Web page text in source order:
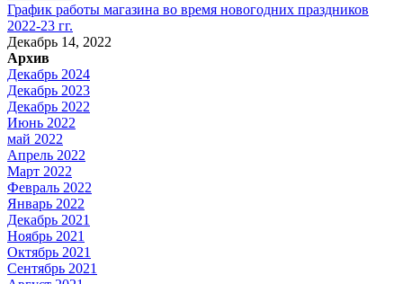
График работы магазина во время новогодних праздников
2022-23 гг.
Декабрь 14, 2022
Архив
Декабрь 2024
Декабрь 2023
Декабрь 2022
Июнь 2022
май 2022
Апрель 2022
Март 2022
Февраль 2022
Январь 2022
Декабрь 2021
Ноябрь 2021
Октябрь 2021
Сентябрь 2021